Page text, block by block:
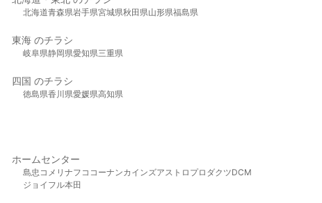
北海道青森県岩手県宮城県秋田県山形県福島県
東海 のチラシ
岐阜県静岡県愛知県三重県
四国 のチラシ
徳島県香川県愛媛県高知県
ホームセンター
島忠 コメリ ナフコ コーナンカインズアストロプロダクツDCM
ジョイフル本田